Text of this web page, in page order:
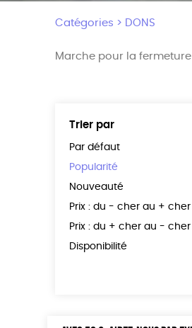
Catégories > DONS
Marche pour la
Trier par
Par défaut
Popularité
Nouveauté
Prix : du - cher au + cher
Prix : du + cher au - cher
Disponibilité